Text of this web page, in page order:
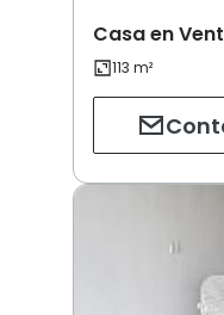
Casa en